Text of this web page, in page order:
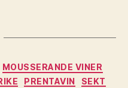
MOUSSERANDE VINER
PRENTAVIN
SEKT